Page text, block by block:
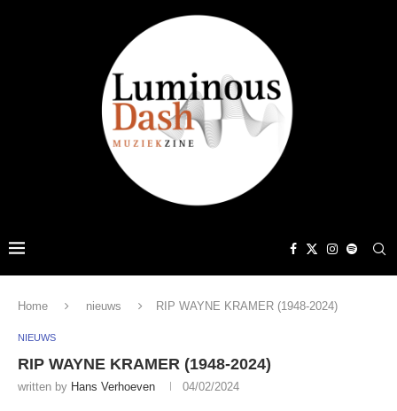
Home nieuws RIP WAYNE KRAMER (1948-2024)
NIEUWS
RIP WAYNE KRAMER (1948-2024)
written by Hans Verhoeven 04/02/2024